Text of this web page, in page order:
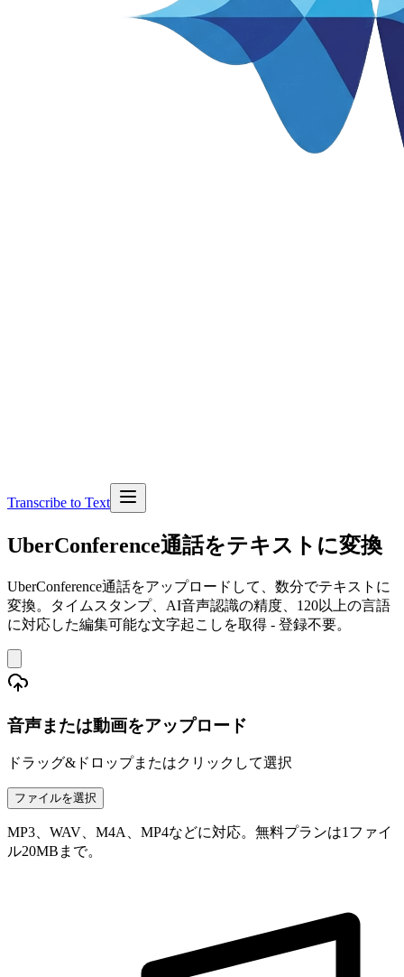
Transcribe to Text
UberConference通話をテキストに変換
UberConference通話をアップロードして、数分でテキストに
変換。タイムスタンプ、AI音声認識の精度、120以上の言語
に対応した編集可能な文字起こしを取得 - 登録不要。
音声または動画をアップロード
ドラッグ&ドロップまたはクリックして選択
ファイルを選択
MP3、WAV、M4A、MP4などに対応。無料プランは1ファイ
ル20MBまで。